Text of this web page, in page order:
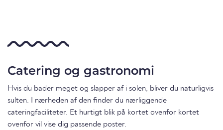
Catering og gastronomi
Hvis du bader meget og slapper af i solen, bliver du naturligvis
sulten. I nærheden af den finder du nærliggende
cateringfaciliteter. Et hurtigt blik på kortet ovenfor kortet
ovenfor vil vise dig passende poster.